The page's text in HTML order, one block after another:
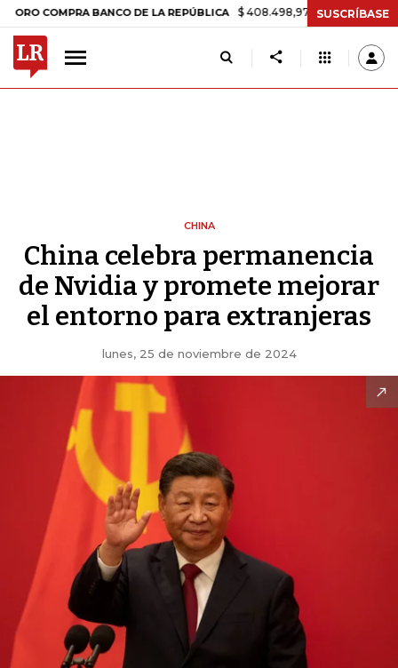
BANCO DE LA REPÚBLICA $ 408.498,97 +$ 8.753,81 +2,19%
SUSCRÍBASE
CHINA
China celebra permanencia
de Nvidia y promete mejorar
el entorno para extranjeras
lunes, 25 de noviembre de 2024